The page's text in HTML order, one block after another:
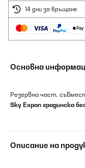
14 дни за връщане
Основна
Резервна част,
Sky Expan градинска
Описание на